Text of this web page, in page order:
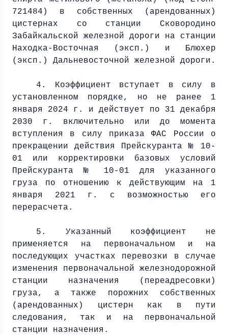
721484) в собственных (арендованных)
цистернах со станции Сковородино
Забайкальской железной дороги на станции
Находка-Восточная (эксп.) и Блюхер
(эксп.) Дальневосточной железной дороги.
4. Коэффициент вступает в силу в
установленном порядке, но не ранее 1
января 2024 г . и действует по 31 декабря
2030 г . включительно или до момента
вступления в силу приказа ФАС России о
прекращении действия Прейскуранта № 10-
01 или корректировки базовых условий
Прейскуранта № 10-01 для указанного
груза по отношению к действующим на 1
января 2021 г . с возможностью его
перерасчета.
5. Указанный коэффициент не
применяется на первоначальном и на
последующих участках перевозки в случае
изменения первоначальной железнодорожной
станции назначения (переадресовки)
груза, а также порожних собственных
(арендованных) цистерн как в пути
следования, так и на первоначальной
станции назначения.